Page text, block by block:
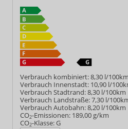
Verbrauch kombiniert:8,30 l/100km
Verbrauch Innenstadt: 10,90 l/
Verbrauch Stadtrand:8,30 l/100km
Verbrauch Landstraße:7,30 l/
Verbrauch Autobahn:8,20 l/100km
CO2-Emissionen: 189,00 g/km
CO2-Klasse:G